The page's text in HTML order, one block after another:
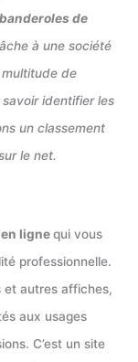
de
à une société
de
identifier les
un classement
le net.
lignequi vous
professionnelle.
et autres affiches,
aux usages
C’est un site